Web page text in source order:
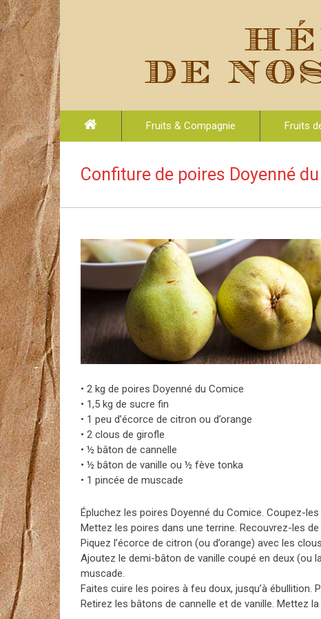
Fruits & Compagnie Fruits
Confiture de poires Doyenné
• 2 kg de poires Doyenné du Comice
• 1,5 kg de sucre fin
• 1 peu d’écorce de citron ou d’orange
• 2 clous de girofle
• ½ bâton de cannelle
• ½ bâton de vanille ou ½ fève tonka
• 1 pincée de muscade
Épluchez les poires Doyenné du Comice. Coupez-
Mettez les poires dans une terrine. Recouvrez-les
Piquez l’écorce de citron (ou d’orange) avec les
Ajoutez le demi-bâton de vanille coupé en deux (ou
muscade.
Faites cuire les poires à feu doux, jusqu’à
Retirez les bâtons de cannelle et de vanille. Mettez